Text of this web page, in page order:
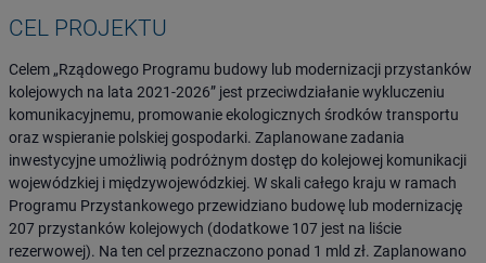
CEL PROJEKTU
Celem „Rządowego Programu budowy lub modernizacji przystanków
kolejowych na lata 2021-2026” jest przeciwdziałanie wykluczeniu
komunikacyjnemu, promowanie ekologicznych środków transportu
oraz wspieranie polskiej gospodarki. Zaplanowane zadania
inwestycyjne umożliwią podróżnym dostęp do kolejowej komunikacji
wojewódzkiej i międzywojewódzkiej. W skali całego kraju w ramach
Programu Przystankowego przewidziano budowę lub modernizację
207 przystanków kolejowych (dodatkowe 107 jest na liście
rezerwowej). Na ten cel przeznaczono ponad 1 mld zł. Zaplanowano